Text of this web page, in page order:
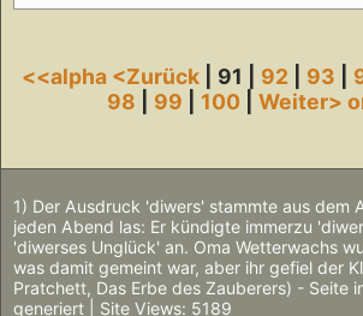
<<alpha <Zurück | 91 | 92 93
98
99 100 |Weiter>
1) Der Ausdruck 'diwers' stammte aus dem
jeden Abend las: Er kündigte immerzu
'diwerses Unglück' an. Oma Wetterwachs
was damit gemeint war, aber ihr gefiel der
Pratchett, Das Erbe des Zauberers) - Seite
generiert | Site Views: 5189